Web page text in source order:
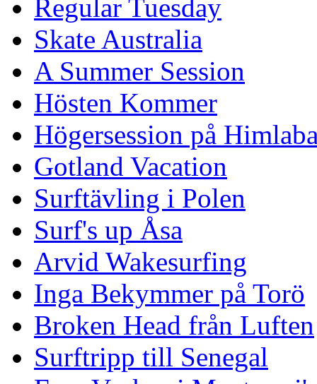
Regular Tuesday
Skate Australia
A Summer Session
Hösten Kommer
Högersession på
Gotland Vacation
Surftävling i Polen
Surf's up Åsa
Arvid Wakesurfing
Inga Bekymmer på Torö
Broken Head från Luften
Surftripp till Senegal